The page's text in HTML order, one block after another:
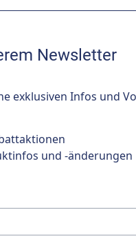
Newsletter
exklusiven Infos und
und -änderungen